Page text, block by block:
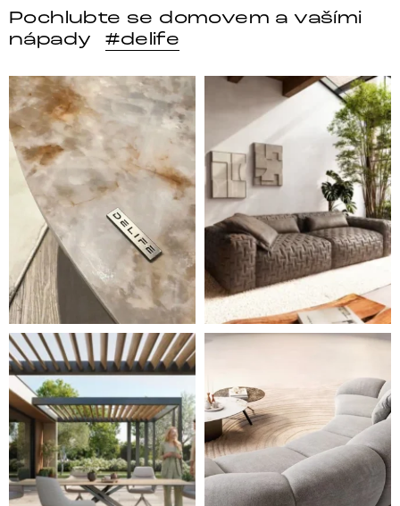
Pochlubte se domovem a vašími
nápady
#delife
DELIFE – Nábytek, který promění dům v domov. Domo
Místo, kam se budeš těšit
Styl, odolnost a společné chvíle pod širým nebem.
Ne každá pohovka je jen